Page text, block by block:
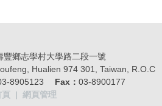
鄉志學村大學路二段一號
Hualien 974 301, Taiwan, R.O.C
8905123 Fax： 03-8900177
頁 | 網頁管理